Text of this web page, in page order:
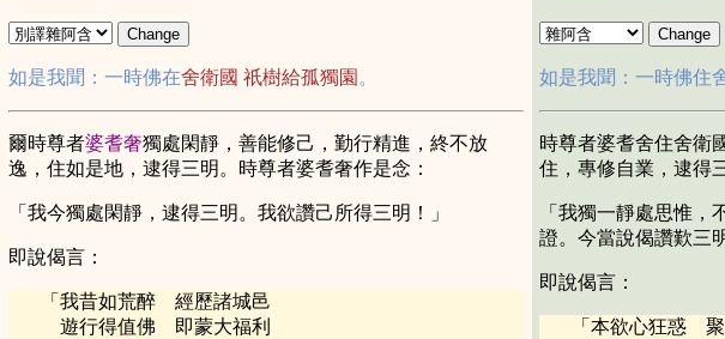
如是我聞：一時佛在舍衛國 祇樹給孤獨園 。
爾時尊者婆耆奢獨處閑靜，善能修己，勤行精進，終不放
逸，住如是地，逮得三明。時尊者婆耆奢作是念：
「我今獨處閑靜，逮得三明。我欲讚己所得三明！」
即說偈言：
「 我昔如荒醉 經歷諸城邑
遊行得值佛 即蒙大福利
如是我聞：一時佛住
時尊者婆耆舍住舍衛
住，專修自業，逮得
「我獨一靜處思惟
證。今當說偈讚歎三
即說偈言：
「本欲心狂惑 聚